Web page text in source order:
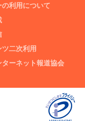
の利用について
ツ二次利用
ターネット報道協会